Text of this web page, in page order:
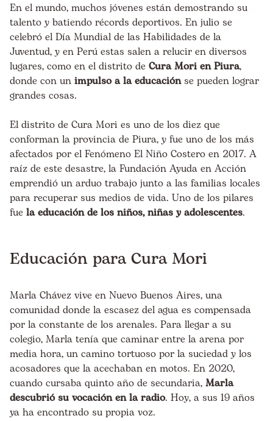
En el mundo, muchos jóvenes están demostrando su
talento y batiendo récords deportivos. En julio se
celebró el Día Mundial de las Habilidades de la
Juventud, y en Perú estas salen a relucir en diversos
lugares, como en el distrito de Cura Mori en Piura,
donde con un impulso a la educaciónse pueden lograr
grandes cosas.
El distrito de Cura Mori es uno de los diez que
conforman la provincia de Piura, y fue uno de los más
afectados por el Fenómeno El Niño Costero en 2017. A
raíz de este desastre, la Fundación Ayuda en Acción
emprendió un arduo trabajo junto a las familias locales
para recuperar sus medios de vida. Uno de los pilares
fue la educación de los niños, niñas y adolescentes.
Educación para Cura Mori
Marla Chávez vive en Nuevo Buenos Aires, una
comunidad donde la escasez del agua es compensada
por la constante de los arenales. Para llegar a su
colegio, Marla tenía que caminar entre la arena por
media hora, un camino tortuoso por la suciedad y los
acosadores que la acechaban en motos. En 2020,
cuando cursaba quinto año de secundaria, Marla
descubrió su vocación en la radio. Hoy, a sus 19 años
ya ha encontrado su propia voz.